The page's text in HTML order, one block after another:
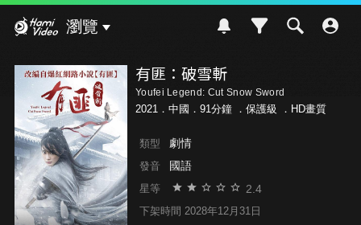
瀏覽
有匪：破雪斬
Youfei Legend: Cut Snow Sword
2021．中國．91分鐘 ． 保護級 ．HD畫質
類型 劇情
發音 國語
星等 2.4
下架時間 2028年12月31日